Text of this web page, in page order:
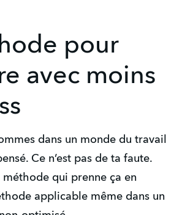
pour
avec moins
dans un monde du travail
Ce n’est pas de ta faute.
méthode qui prenne ça en
applicable même dans un